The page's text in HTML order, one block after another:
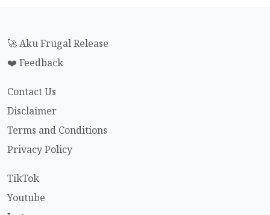
🚀 Aku Frugal Release
❤️ Feedback
Contact Us
Disclaimer
Terms and Conditions
Privacy Policy
TikTok
Youtube